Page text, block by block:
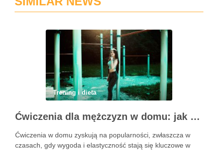
Trening i dieta
Ćwiczenia dla mężczyzn w domu: jak zacząć i utrzymać motywację
Ćwiczenia w domu zyskują na popularności, zwłaszcza w
czasach, gdy wygoda i elastyczność stają się kluczowe w